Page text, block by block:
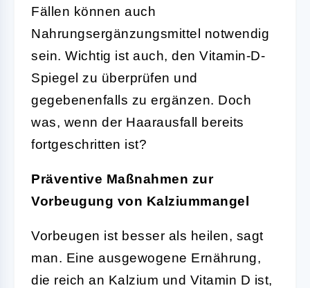
Fällen können auch
Nahrungsergänzungsmittel notwendig
sein. Wichtig ist auch, den Vitamin-D-
Spiegel zu überprüfen und
gegebenenfalls zu ergänzen. Doch
was, wenn der Haarausfall bereits
fortgeschritten ist?
Präventive Maßnahmen zur
Vorbeugung von Kalziummangel
Vorbeugen ist besser als heilen, sagt
man. Eine ausgewogene Ernährung,
die reich an Kalzium und Vitamin D ist,